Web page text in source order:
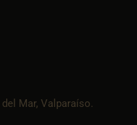
Mar, Valparaíso.